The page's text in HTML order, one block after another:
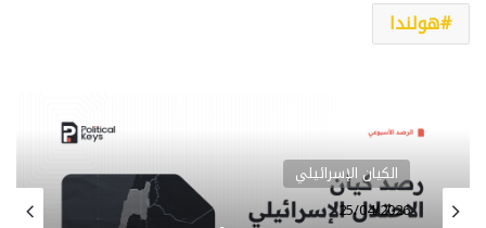
هولندا
الكيان الإسرائيلي
الكيان الإسرائيلي